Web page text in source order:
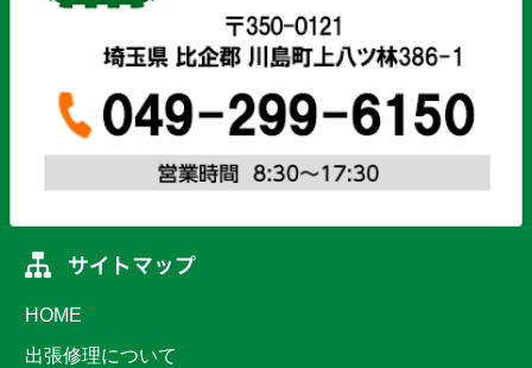
HOME
出張修理について